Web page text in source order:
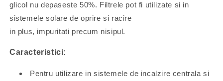
glicol nu depaseste 50%. Filtrele pot fi utilizate si in
sistemele solare de oprire si racire
in plus, impuritati precum nisipul.
Caracteristici:
Pentru utilizare in sistemele de incalzire centrala si